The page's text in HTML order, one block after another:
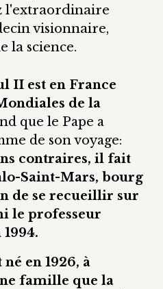
l'extraordinaire
visionnaire,
la science.
II est en France
de la
que le Pape a
de son voyage:
contraires, il fait
Saint-Mars, bourg
de se recueillir sur
le professeur
en 1926, à
famille que la